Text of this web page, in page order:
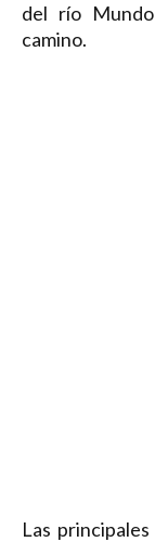
del río
camino.
Las